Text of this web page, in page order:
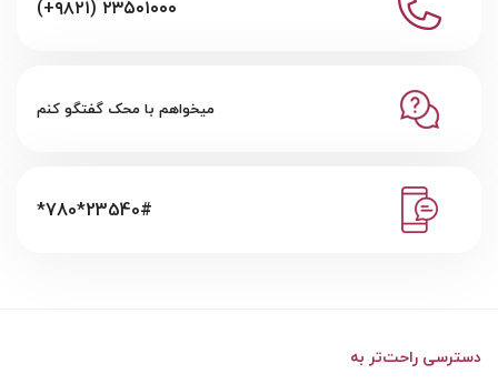
(+۹۸۲۱) ۲۳۵۰۱۰۰۰
میخواهم با محک گفتگو کنم
*780*23540#
دسترسی راحت‌تر به